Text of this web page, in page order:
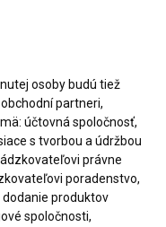
osoby budú tiež
partneri,
účtovná spoločnosť,
s tvorbou a údržbou
právne
poradenstvo,
produktov
spoločnosti,